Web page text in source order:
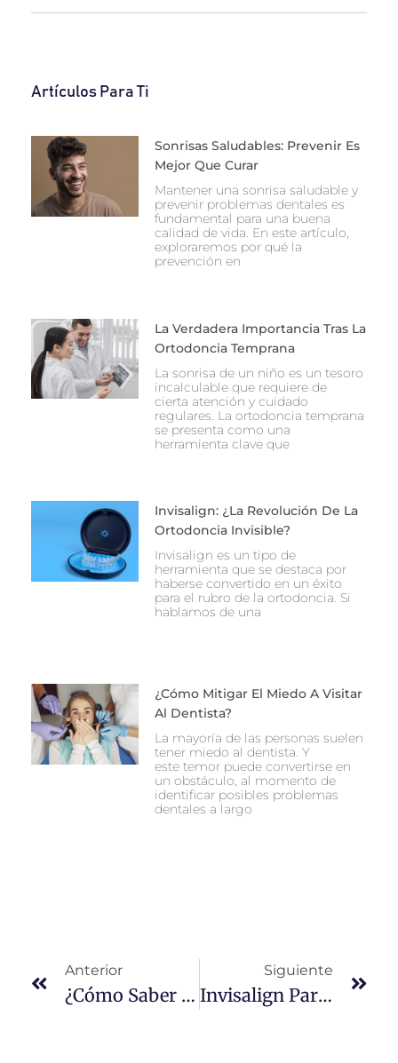
Artículos Para Ti
Sonrisas Saludables: Prevenir Es
Mejor Que Curar
Mantener una sonrisa saludable y
prevenir problemas dentales es
fundamental para una buena
calidad de vida. En este artículo,
exploraremos por qué la
prevención en
La Verdadera Importancia Tras La
Ortodoncia Temprana
La sonrisa de un niño es un tesoro
incalculable que requiere de
cierta atención y cuidado
regulares. La ortodoncia temprana
se presenta como una
herramienta clave que
Invisalign: ¿La Revolución De La
Ortodoncia Invisible?
Invisalign es un tipo de
herramienta que se destaca por
haberse convertido en un éxito
para el rubro de la ortodoncia. Si
hablamos de una
¿Cómo Mitigar El Miedo A Visitar
Al Dentista?
La mayoría de las personas suelen
tener miedo al dentista. Y
este temor puede convertirse en
un obstáculo, al momento de
identificar posibles problemas
dentales a largo
Anterior
¿Cómo Saber Si Tu Hijo Necesita Ortopedia Dentofacial?
Siguiente
Invisalign Para Adolescentes: Una Alternativa Moderna Y Cómoda Para La Sonrisa